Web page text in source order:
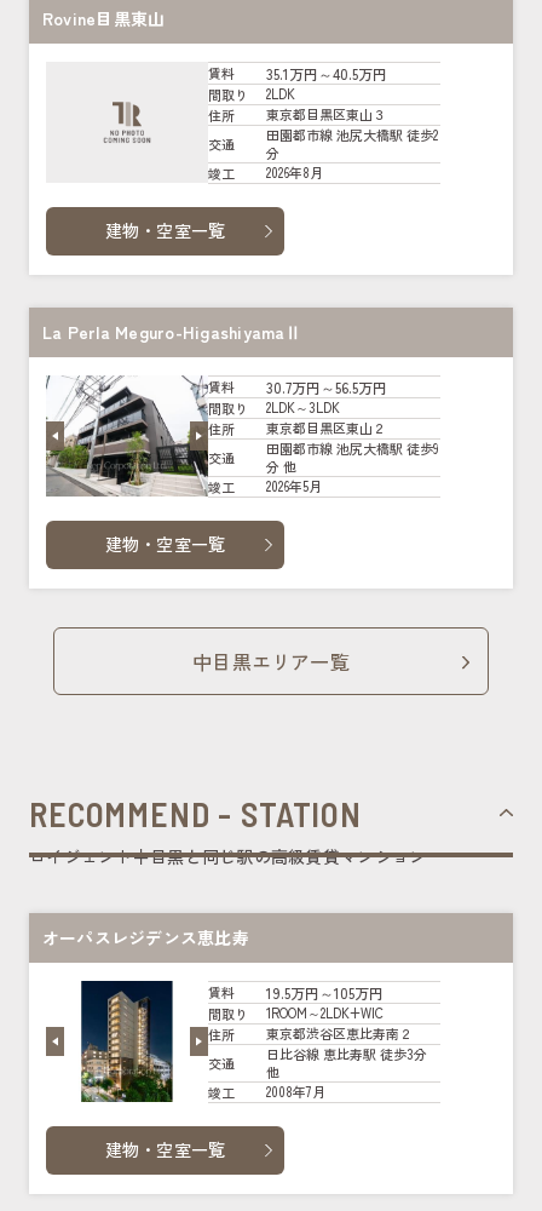
Rovine目黒東山
賃料 35.1万円～40.5万円
間取り
2LDK
住所
東京都目黒区東山３
交通
田園都市線 池尻大橋駅 徒歩2
分
竣工
2026年8月
建物・空室一覧
La Perla Meguro-HigashiyamaⅡ
賃料 30.7万円～56.5万円
間取り
2LDK～3LDK
住所
東京都目黒区東山２
交通
田園都市線 池尻大橋駅 徒歩9
分 他
竣工
2026年5月
建物・空室一覧
中目黒エリア一覧
RECOMMEND - STATION
ロイジェント中目黒と同じ駅の高級賃貸マンション
オーパスレジデンス恵比寿
賃料 19.5万円～105万円
間取り
1ROOM～2LDK+WIC
住所
東京都渋谷区恵比寿南２
交通
日比谷線 恵比寿駅 徒歩3分
他
竣工
2008年7月
建物・空室一覧